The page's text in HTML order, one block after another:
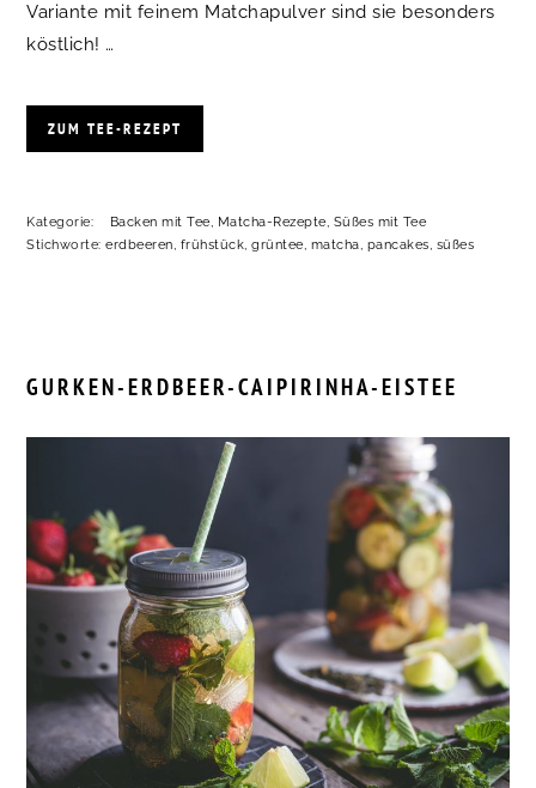
Variante mit feinem Matchapulver sind sie besonders
köstlich! …
ZUM TEE-REZEPT
Kategorie: Backen mit Tee, Matcha-Rezepte, Süßes mit Tee
Stichworte:erdbeeren, frühstück,grüntee, matcha, pancakes, süßes
GURKEN-ERDBEER-CAIPIRINHA-EISTEE